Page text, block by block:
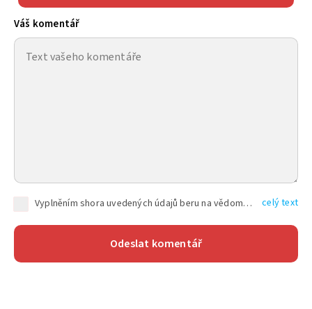
Váš komentář
Vyplněním shora uvedených údajů beru na vědomí, že společnost TEXT FACTORY s.r.o., sídlem Brno, Durďákova 336/29, Černá Pole, PSČ: 613 00, IČ: 06157831, zapsané u Krajského soudu v Brně, oddíl C, vložka 100399, bude zpracovávat mé osobní údaje uvedené v rámci mnou vyplněného registračního formuláře na základě oprávněných zájmů TEXT FACTORY s.r.o. dle čl. 6 odst. 1 písm. f) GDPR a pro splnění právních povinností (čl. 6 odst. 1 písm. c) GDPR), a to pro tyto účely: nezbytnost zajistit oprávnění návštěvníka webových stránek provozovaných společností TEXT FACTORY s.r.o. přispívat aktivně ke zveřejněným článkům nebo v rámci diskusních fór a výkon práv TEXT FACTORY s.r.o. jako administrátora těchto diskusních fór. Více informací o zpracování osobních údajů a právech lze nalézt v celý text